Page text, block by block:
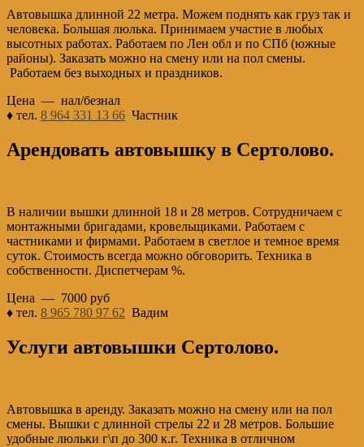
Автовышка длинной 22 метра. Можем поднять как груз так и
человека. Большая люлька. Принимаем участие в любых
высотных работах. Работаем по Лен обл и по СПб (южные
районы). Заказать можно на смену или на пол смены.
Работаем без выходных и праздников.
Цена — нал/безнал
♦ тел. 8 964 331 13 66 Частник
Арендовать автовышку в Сертолово.
В наличии вышки длинной 18 и 28 метров. Сотрудничаем с
монтажными бригадами, кровельщиками. Работаем с
частниками и фирмами. Работаем в светлое и темное время
суток. Стоимость всегда можно обговорить. Техника в
собственности. Диспетчерам %.
Цена — 7000 руб
♦ тел. 8 965 780 97 62 Вадим
Услуги автовышки Сертолово.
Автовышка в аренду. Заказать можно на смену или на пол
смены. Вышки с длинной стрелы 22 и 28 метров. Большие
удобные люльки г\п до 300 к.г. Техника в отличном